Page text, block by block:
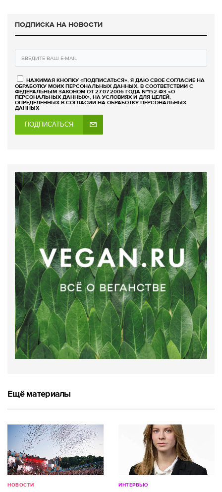
ПОДПИСКА НА НОВОСТИ
НАЖИМАЯ КНОПКУ «ПОДПИСАТЬСЯ», Я ДАЮ СВОЕ СОГЛАСИЕ НА
ОБРАБОТКУ МОИХ ПЕРСОНАЛЬНЫХ ДАННЫХ, В СООТВЕТСТВИИ С
ФЕДЕРАЛЬНЫМ ЗАКОНОМ ОТ 27.07.2006 ГОДА №152-ФЗ «О
ПЕРСОНАЛЬНЫХ ДАННЫХ», НА УСЛОВИЯХ И ДЛЯ ЦЕЛЕЙ,
ОПРЕДЕЛЕННЫХ В СОГЛАСИИ НА ОБРАБОТКУ ПЕРСОНАЛЬНЫХ
ДАННЫХ
ПОДПИСАТЬСЯ
Ещё материалы
НОВОСТИ ИНТЕРВЬЮ